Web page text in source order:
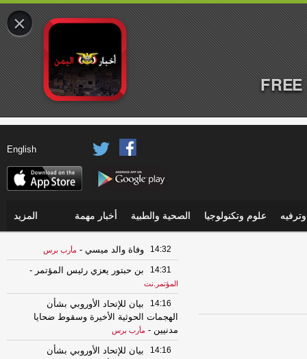
English
علوم وتكنولوجيا الصحية والطبية أخبار مهمة المزيد
14:32 وفاة والد ميسي - مأرب برس
14:31 بن حبتور يعزي رئيس المؤتمر -
المؤتمر.نت
14:16
بيان للإتحاد الأوروبي بشأن
الهجمات الحوثية الأخيرة وسقوط ضحايا
مدنيين - مأرب برس
14:16
بيان للإتحاد الأوروبي بشأن
×